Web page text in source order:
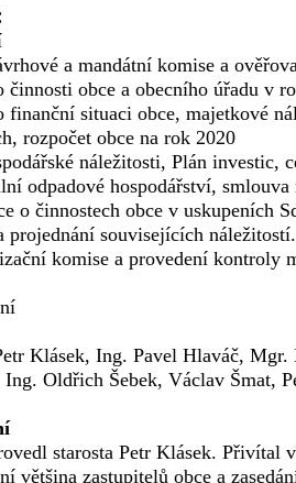
a mandátní komise a
činnosti obce a obecního úřadu v
finanční situaci obce, majetkové
rozpočet obce na rok 2020
náležitosti, Plán investic,
odpadové hospodářství,
o činnostech obce v uskupeních
projednání souvisejících náležitostí.
komise a provedení kontroly
Klásek, Ing. Pavel Hlaváč,
Oldřich Šebek, Václav Šmat,
starosta Petr Klásek. Přivítal
většina zastupitelů obce a